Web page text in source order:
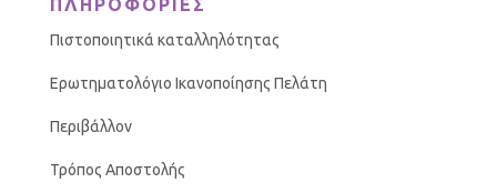
ΠΛΗΡΟΦΟΡΙΕΣ
Πιστοποιητικά καταλληλότητας
Ερωτηματολόγιο Ικανοποίησης Πελάτη
Περιβάλλον
Τρόπος Αποστολής